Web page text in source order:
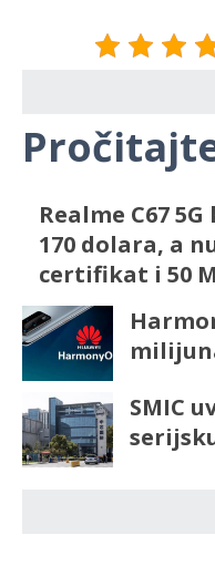
Realme C67
170 dolara, a
certifikat i 50
SMIC